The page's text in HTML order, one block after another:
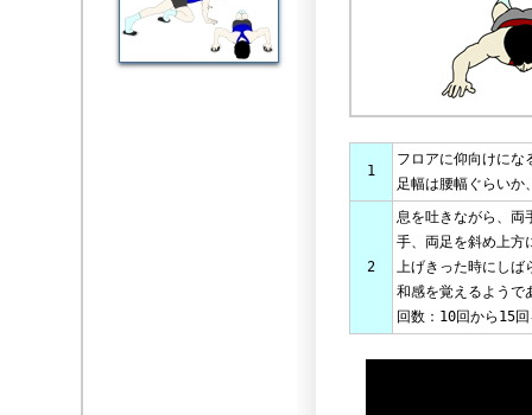
1
フロアに仰向けにな
足幅は腰幅ぐらいか
2
息を吐きながら、両
手、両足を斜め上方
上げきった時にしば
和感を覚えるようで
回数：10回から15